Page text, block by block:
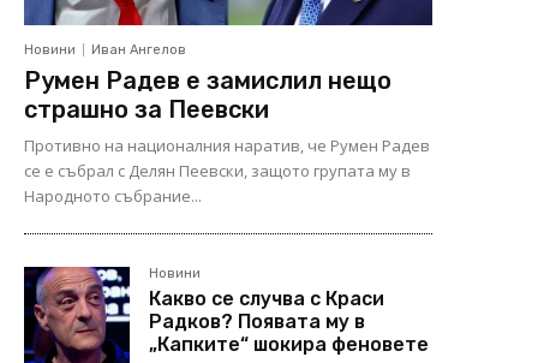
Новини Иван Ангелов
Румен Радев е замислил нещо
страшно за Пеевски
Противно на националния наратив, че Румен Радев
се е събрал с Делян Пеевски, защото групата му в
Народното събрание...
Новини
Какво се случва с Краси
Радков? Появата му в
„Капките“ шокира феновете